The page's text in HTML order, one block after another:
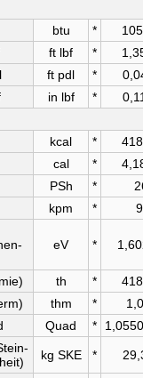
btu *
ft lbf *
ft pdl *
in lbf *
kcal *
cal *
PSh *
kpm *
eV *
th *
thm *
Quad *
kg SKE *